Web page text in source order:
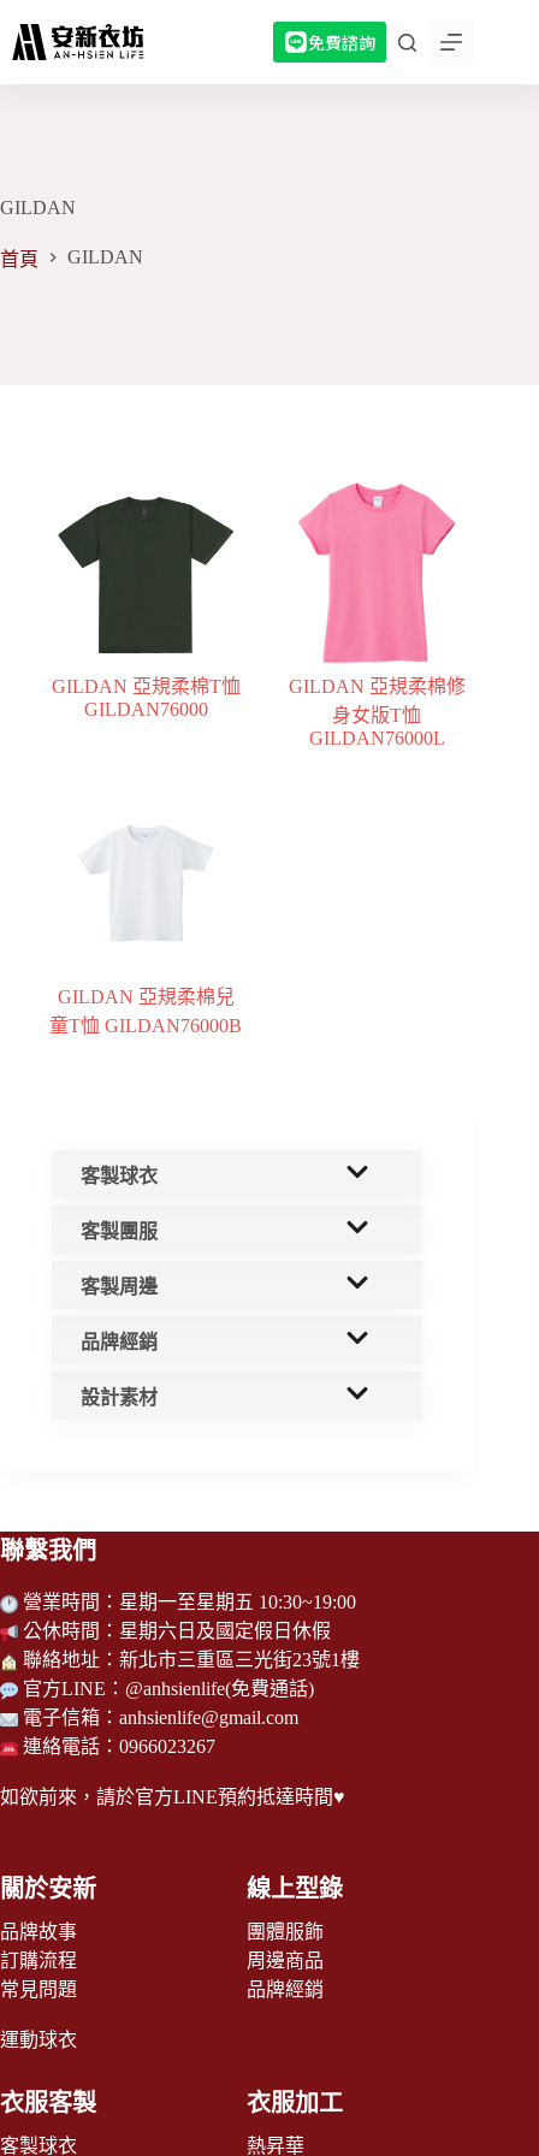
至
免費諮詢
GILDAN
首頁 GILDAN
GILDAN 亞規柔棉T恤
GILDAN76000
GILDAN 亞規柔棉修
身女版T恤
GILDAN76000L
GILDAN 亞規柔棉兒
童T恤 GILDAN76000B
客製球衣
客製團服
客製周邊
品牌經銷
設計素材
聯繫我們
營業時間：星期一至星期五 10:30~19:00
公休時間：星期六日及國定假日休假
聯絡地址：新北市三重區三光街23號1樓
官方LINE： @anhsienlife(免費通話)
電子信箱： anhsienlife@gmail.com
連絡電話：0966023267
如欲前來，請於官方LINE預約抵達時間♥
關於安新 線上型錄
品牌故事
訂購流程
常見問題
運動球衣
團體服飾
周邊商品
品牌經銷
衣服客製 衣服加工
客製球衣 熱昇華